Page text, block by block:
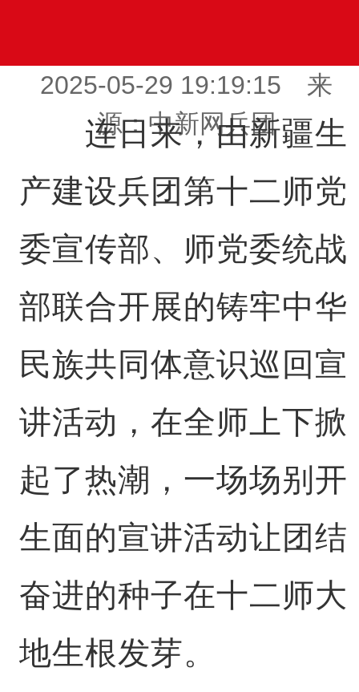
2025-05-29 19:19:15 来
源：中新网兵团
连日来，由新疆生
产建设兵团第十二师党
委宣传部、师党委统战
部联合开展的铸牢中华
民族共同体意识巡回宣
讲活动，在全师上下掀
起了热潮，一场场别开
生面的宣讲活动让团结
奋进的种子在十二师大
地生根发芽。